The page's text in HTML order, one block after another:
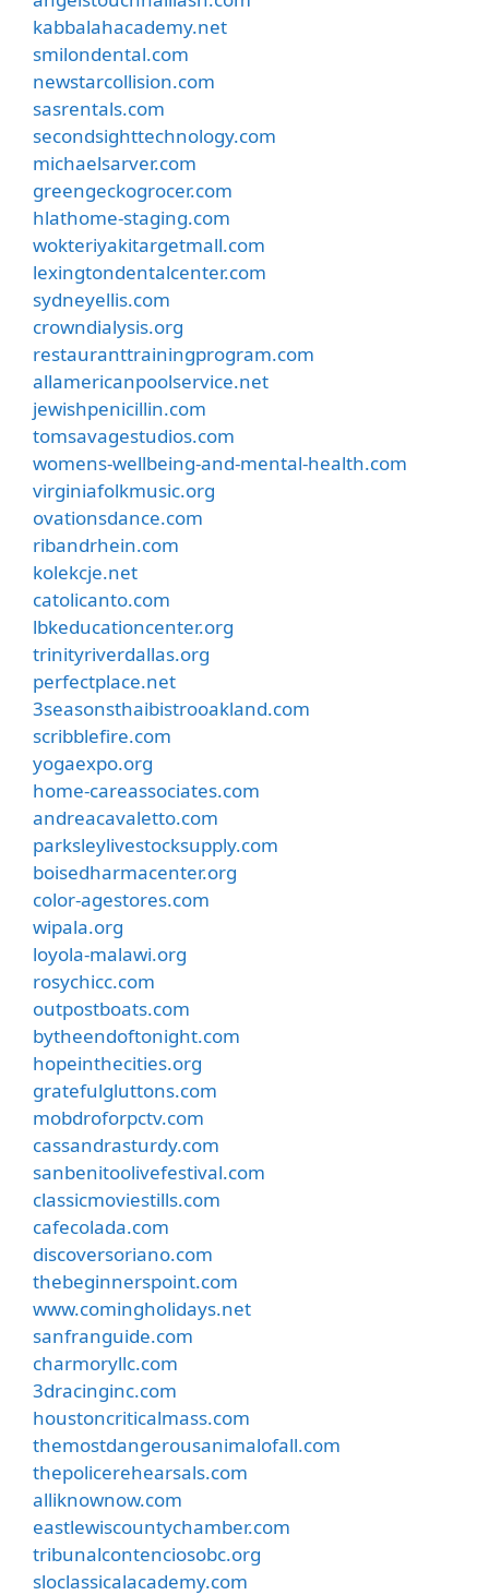
kabbalahacademy.net
smilondental.com
newstarcollision.com
sasrentals.com
secondsighttechnology.com
michaelsarver.com
greengeckogrocer.com
hlathome-staging.com
wokteriyakitargetmall.com
lexingtondentalcenter.com
sydneyellis.com
crowndialysis.org
restauranttrainingprogram.com
allamericanpoolservice.net
jewishpenicillin.com
tomsavagestudios.com
womens-wellbeing-and-mental-health.com
virginiafolkmusic.org
ovationsdance.com
ribandrhein.com
kolekcje.net
catolicanto.com
lbkeducationcenter.org
trinityriverdallas.org
perfectplace.net
3seasonsthaibistrooakland.com
scribblefire.com
yogaexpo.org
home-careassociates.com
andreacavaletto.com
parksleylivestocksupply.com
boisedharmacenter.org
color-agestores.com
wipala.org
loyola-malawi.org
rosychicc.com
outpostboats.com
bytheendoftonight.com
hopeinthecities.org
gratefulgluttons.com
mobdroforpctv.com
cassandrasturdy.com
sanbenitoolivefestival.com
classicmoviestills.com
cafecolada.com
discoversoriano.com
thebeginnerspoint.com
www.comingholidays.net
sanfranguide.com
charmoryllc.com
3dracinginc.com
houstoncriticalmass.com
themostdangerousanimalofall.com
thepolicerehearsals.com
alliknownow.com
eastlewiscountychamber.com
tribunalcontenciosobc.org
sloclassicalacademy.com